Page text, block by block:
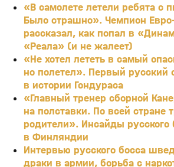
«В самолете летели ребята с
Было страшно». Чемпион
рассказал, как попал в
«Реала» (и не жалеет)
«Не хотел лететь в самый
но полетел». Первый русский
в истории Гондураса
«Главный тренер сборной
на полставки. По всей стране
родители». Инсайды русского
в Финляндии
Интервью русского босса
драки в армии, борьба с